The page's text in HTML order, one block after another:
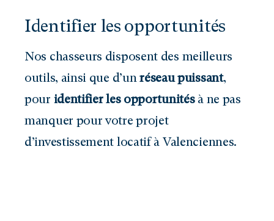
Identifier les opportunités
Nos chasseurs disposent des meilleurs
outils, ainsi que d’unréseau puissant,
pour identifier les opportunitésà ne pas
manquer pour votre projet
d’investissement locatif à Valenciennes.